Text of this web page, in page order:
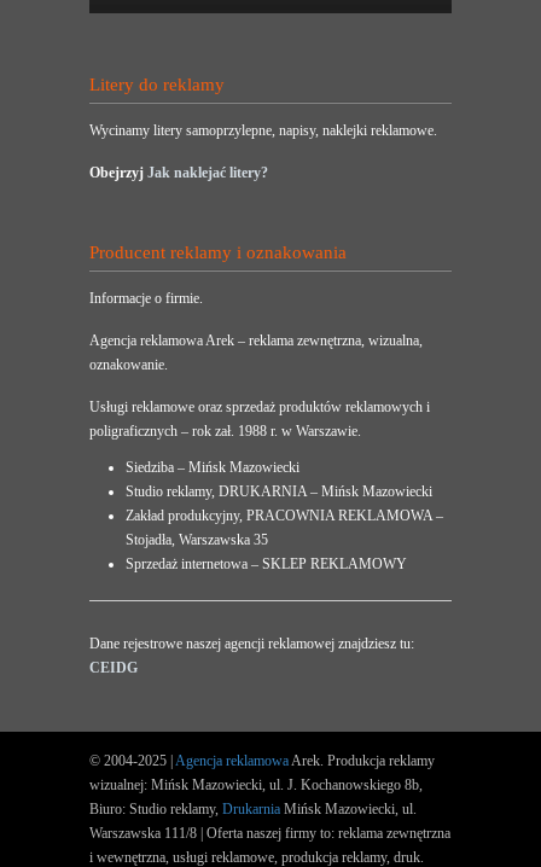
Litery do reklamy
Wycinamy litery samoprzylepne, napisy, naklejki reklamowe.
Obejrzyj Jak naklejać litery?
Producent reklamy i oznakowania
Informacje o firmie.
Agencja reklamowa Arek – reklama zewnętrzna, wizualna,
oznakowanie.
Usługi reklamowe oraz sprzedaż produktów reklamowych i
poligraficznych – rok zał. 1988 r. w Warszawie.
Siedziba – Mińsk Mazowiecki
Studio reklamy, DRUKARNIA – Mińsk Mazowiecki
Zakład produkcyjny, PRACOWNIA REKLAMOWA –
Stojadła, Warszawska 35
Sprzedaż internetowa – SKLEP REKLAMOWY
Dane rejestrowe naszej agencji reklamowej znajdziesz tu:
CEIDG
© 2004-2025 | Agencja reklamowaArek. Produkcja reklamy
wizualnej: Mińsk Mazowiecki, ul. J. Kochanowskiego 8b,
Biuro: Studio reklamy, Drukarnia Mińsk Mazowiecki, ul.
Warszawska 111/8 | Oferta naszej firmy to: reklama zewnętrzna
i wewnętrzna, usługi reklamowe, produkcja reklamy, druk.